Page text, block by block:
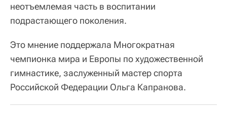
неотъемлемая часть в воспитании
подрастающего поколения.
Это мнение поддержала Многократная
чемпионка мира и Европы по художественной
гимнастике, заслуженный мастер спорта
Российской Федерации Ольга Капранова.